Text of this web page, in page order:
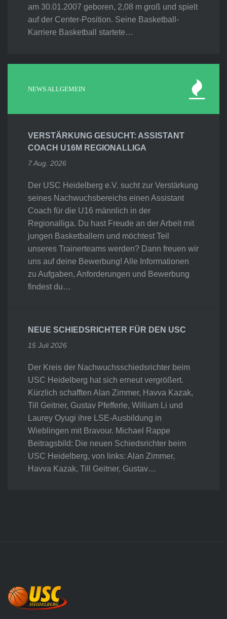
am 30.01.2007 geboren, 2,08 m groß und spielt
auf der Center-Position. Seine Basketball-
Karriere Basketball startete…
NEWS ALLGEMEIN
VERSTÄRKUNG GESUCHT: ASSISTANT
COACH U16M REGIONALLIGA
7 Aug. 2026
Der USC Heidelberg e.V. sucht zur Verstärkung
seines Nachwuchsbereichs einen Assistant
Coach für die U16 männlich in der
Regionalliga. Du hast Freude an der Arbeit mit
jungen Basketballern und möchtest Teil
unseres Trainerteams werden? Dann freuen wir
uns auf deine Bewerbung! Alle Informationen
zu Aufgaben, Anforderungen und Bewerbung
findest du…
NEUE SCHIEDSRICHTER FÜR DEN USC
15 Juli 2026
Der Kreis der Nachwuchsschiedsrichter beim
USC Heidelberg hat sich erneut vergrößert.
Kürzlich schafften Alan Zimmer, Havva Kazak,
Till Geitner, Gustav Pfefferle, William Li und
Laurey Oyugi ihre LSE-Ausbildung in
Wieblingen mit Bravour. Michael Rappe
Beitragsbild: Die neuen Schiedsrichter beim
USC Heidelberg, von links: Alan Zimmer,
Havva Kazak, Till Geitner, Gustav…